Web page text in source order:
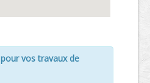
vos travaux de